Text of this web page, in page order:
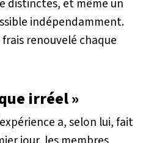
distinctes, et même un
indépendamment.
renouvelé chaque
irréel »
a, selon lui, fait